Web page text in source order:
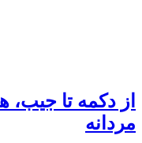
از دکمه تا
مردانه